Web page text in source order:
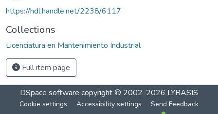
https://hdl.handle.net/2238/6117
Collections
Licenciatura en Mantenimiento Industrial
Full item page
DSpace software copyright © 2002-2026 LYRASIS
Cookie settings Accessibility settings Send Feedback